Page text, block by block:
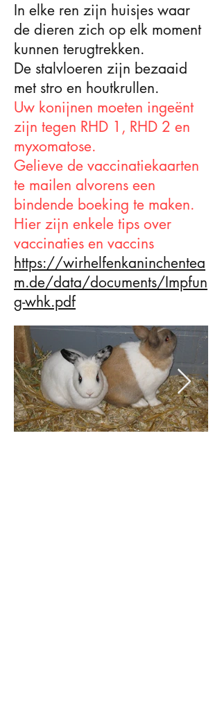
In elke ren zijn huisjes waar
de dieren zich op elk moment
kunnen terugtrekken.
De stalvloeren zijn bezaaid
met stro en houtkrullen.
Uw konijnen moeten ingeënt
zijn tegen RHD 1, RHD 2 en
myxomatose.
Gelieve de vaccinatiekaarten
te mailen alvorens een
bindende boeking te maken.
Hier zijn enkele tips over
vaccinaties en vaccins
https://wirhelfenkaninchentea
m.de/data/documents/Impfun
g-whk.pdf